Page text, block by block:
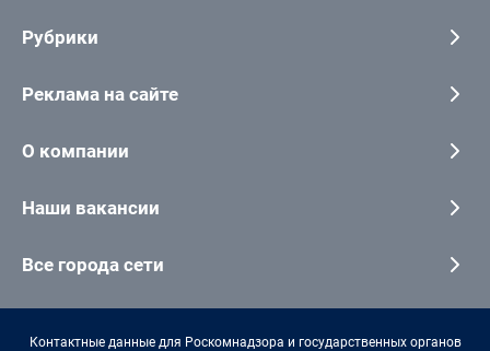
Рубрики
Реклама на сайте
О компании
Наши вакансии
Все города сети
Контактные данные для Роскомнадзора и государственных органов